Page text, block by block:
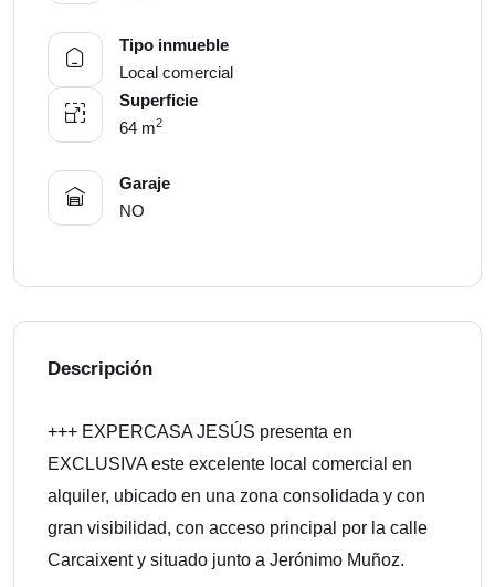
Tipo inmueble
Local comercial
Superficie
64 m2
Garaje
NO
Descripción
+++ EXPERCASA JESÚS presenta en
EXCLUSIVA este excelente local comercial en
alquiler, ubicado en una zona consolidada y con
gran visibilidad, con acceso principal por la calle
Carcaixent y situado junto a Jerónimo Muñoz.